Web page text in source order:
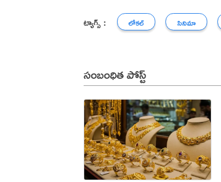
ట్యాగ్స్ : లోకల్ సినిమా
సంబంధిత పోస్ట్